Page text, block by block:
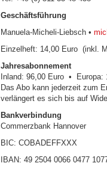
Geschäftsführung
Manuela-Micheli-Liebsch •
Einzelheft: 14,00 Euro (inkl.
Jahresabonnement
Inland: 96,00 Euro • Europa:
Das Abo kann jederzeit zum
verlängert es sich bis auf
Bankverbindung
Commerzbank Hannover
BIC: COBADEFFXXX
IBAN: 49 2504 0066 0477